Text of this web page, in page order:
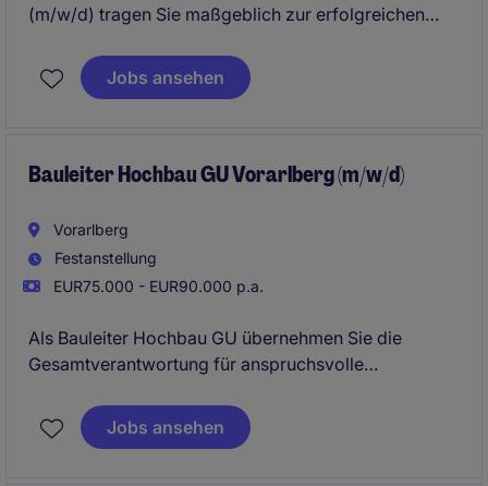
(m/w/d) tragen Sie maßgeblich zur erfolgreichen
Sondermaschinenprojekte bei. Sie entwickeln
Schaltpläne, übernehmen die Elektrokonstruktion,
Jobs ansehen
Bauleiter Hochbau GU Vorarlberg (m/w/d)
Vorarlberg
Festanstellung
EUR75.000 - EUR90.000 p.a.
Als Bauleiter Hochbau GU übernehmen Sie die
Gesamtverantwortung für anspruchsvolle
Übergabe und steuern Termine, Kosten sowie
Qualität mit hoher Eigenverantwortung. In dieser
Jobs ansehen